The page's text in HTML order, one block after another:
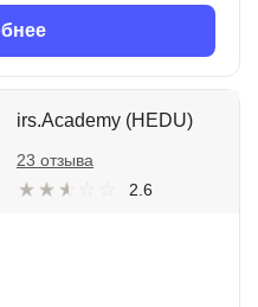
irs.Academy (HEDU)
2.6
23 отзыва